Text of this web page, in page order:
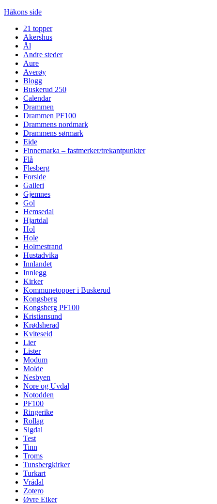
Håkons side
21 topper
Akershus
Ål
Andre steder
Aure
Averøy
Blogg
Buskerud 250
Calendar
Drammen
Drammen PF100
Drammens nordmark
Drammens sørmark
Eide
Finnemarka – fastmerker/trekantpunkter
Flå
Flesberg
Forside
Galleri
Gjemnes
Gol
Hemsedal
Hjartdal
Hol
Hole
Holmestrand
Hustadvika
Innlandet
Innlegg
Kirker
Kommunetopper i Buskerud
Kongsberg
Kongsberg PF100
Kristiansund
Krødsherad
Kviteseid
Lier
Lister
Modum
Molde
Nesbyen
Nore og Uvdal
Notodden
PF100
Ringerike
Rollag
Sigdal
Test
Tinn
Troms
Tunsbergkirker
Turkart
Vrådal
Zotero
Øvre Eiker